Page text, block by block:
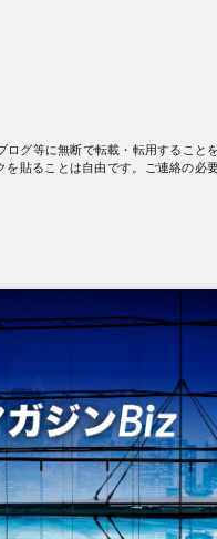
ログ等に無断で転載・転用すること
貼ることは自由です。ご連絡の必